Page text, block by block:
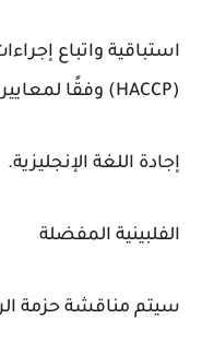
استباقية واتباع
(HACCP) وفقًا لمعايير البلدية.
إجادة اللغة الإنجليزية.
الفلبينية المفضلة
سيتم مناقشة حزمة